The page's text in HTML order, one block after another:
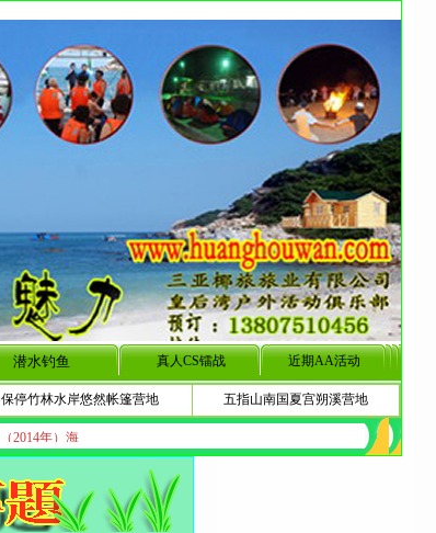
潜水钓鱼 真人CS镭战 近期AA活动
保停竹林水岸悠然帐篷营地
五指山南国夏宫朔溪营地